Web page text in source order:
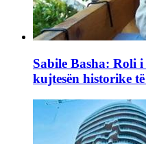
Sabile Basha: Roli
kujtesën historike